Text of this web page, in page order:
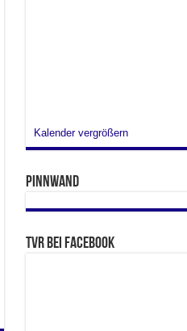
Kalender vergrößern
Pinnwand
TVR bei facebook